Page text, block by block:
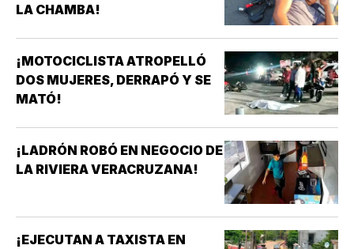
LA CHAMBA!
¡MOTOCICLISTA ATROPELLÓ
DOS MUJERES, DERRAPÓ Y SE
MATÓ!
¡LADRÓN ROBÓ EN NEGOCIO DE
LA RIVIERA VERACRUZANA!
¡EJECUTAN A TAXISTA EN